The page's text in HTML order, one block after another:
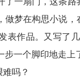
做梦在构思小说
表作品。又写了
步一个脚印地走上
吗？